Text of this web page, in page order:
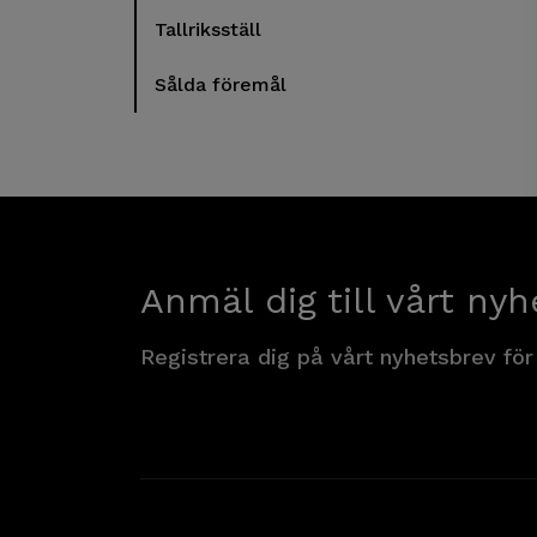
Tallriksställ
Sålda föremål
Anmäl dig till vårt
Registrera dig på vårt nyhetsbrev